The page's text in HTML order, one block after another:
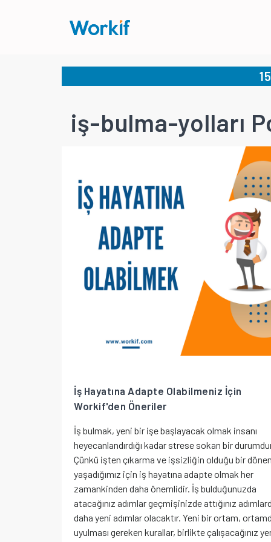
iş-bulma-yolları
İş Hayatına Adapte Olabilmeniz İçin
Workif'den Öneriler
İş bulmak, yeni bir işe başlayacak olmak insanı
heyecanlandırdığı kadar strese sokan bir
Çünkü işten çıkarma ve işsizliğin olduğu bir
yaşadığımız için iş hayatına adapte olmak her
zamankinden daha önemlidir. İş bulduğunuzda
atacağınız adımlar geçmişinizde attığınız
daha yeni adımlar olacaktır. Yeni bir ortam,
uyulması gereken kurallar, birlikte çalışacağınız